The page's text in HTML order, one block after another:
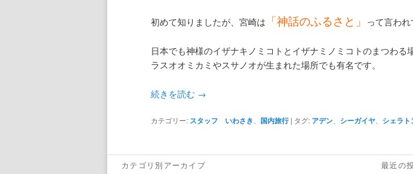
初めて知りましたが、宮崎は 「神話のふるさと」 って言われ
日本でも神様のイザナキノミコトとイザナミノミコトのまつわ
ラスオオミカミやスサノオが生まれた場所でも有名です。
続きを読む →
カテゴリー: スタッフ いわさき 国内旅行 | タグ: アデン シーガイヤ シェラト
カテゴリ別アーカイブ
最近の